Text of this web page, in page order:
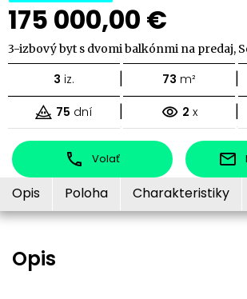
175 000,00 €
3-izbový byt s dvomi balkónmi na predaj,
3 iz. | 73 m² |
75 dní | 2 x |
Volať
Opis Poloha Charakteristiky
Opis